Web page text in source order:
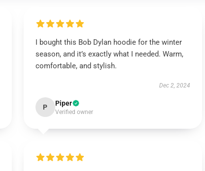
I bought this Bob Dylan hoodie for the winter
season, and it’s exactly what I needed. Warm,
comfortable, and stylish.
Dec 2, 2024
P Piper
Verified owner